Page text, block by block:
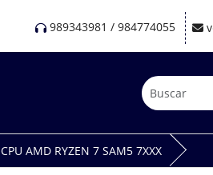
989343981 / 984774055
CPU AMD RYZEN 7 SAM5 7XXX